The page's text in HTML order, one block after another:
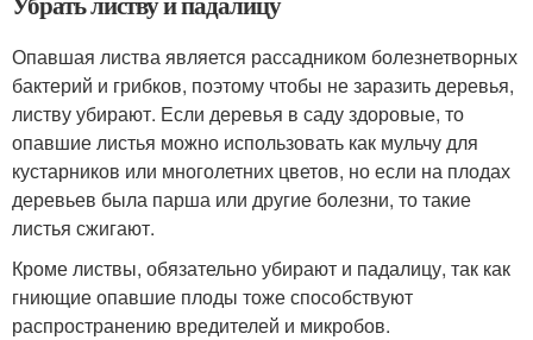
Опавшая листва является рассадником болезнетворных
бактерий и грибков, поэтому чтобы не заразить деревья,
листву убирают. Если деревья в саду здоровые, то
опавшие листья можно использовать как мульчу для
кустарников или многолетних цветов, но если на плодах
деревьев была парша или другие болезни, то такие
листья сжигают.
Кроме листвы, обязательно убирают и падалицу, так как
гниющие опавшие плоды тоже способствуют
распространению вредителей и микробов.